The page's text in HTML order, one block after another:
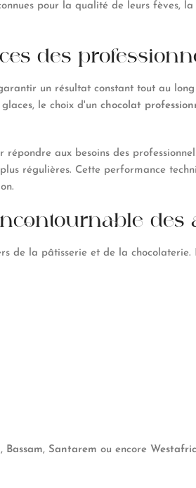
pour la qualité de leurs fèves,
des
un résultat constant tout au
le choix d'un chocolat
répondre aux besoins des
régulières. Cette performance
des
de la pâtisserie et de la
, Bassam, Santarem ou encore